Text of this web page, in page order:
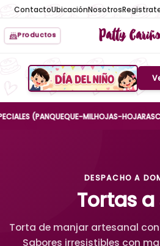
ContactoUbicaciónNosotros
Productos Patty
Boton de menu
(PANQUEQUE-MILHOJAS-HOJARASCA-
DESPACHO A
Tortas a
Torta de manjar artesanal
Sabores irresistibles con